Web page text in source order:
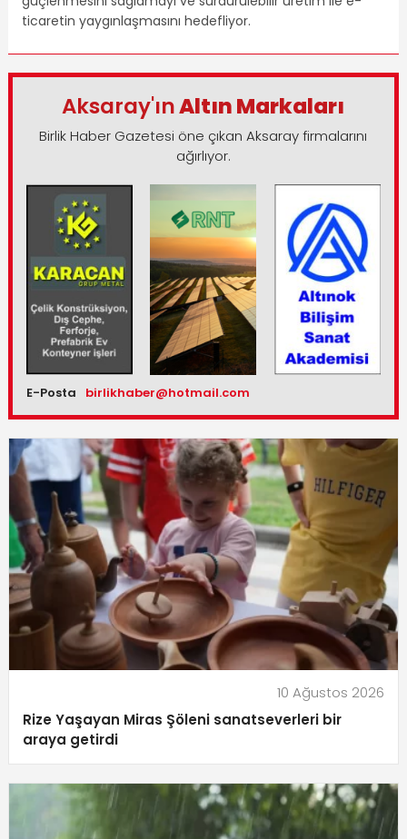
ticaretin yaygınlaşmasını hedefliyor.
Aksaray'ınAltın Markaları
Birlik Haber Gazetesi öne çıkan Aksaray firmalarını
ağırlıyor.
E-Posta birlikhaber@hotmail.com
10 Ağustos 2026
Rize Yaşayan Miras Şöleni sanatseverleri bir
araya getirdi